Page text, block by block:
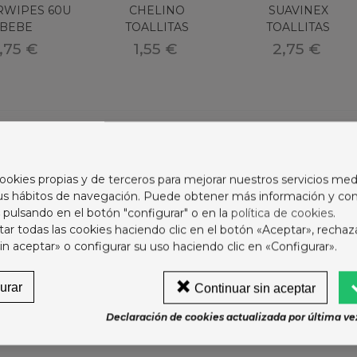
40 MG/G
MEDICINAL 1
150 ML
€
BEBE SECO T4+
15KG 62U
60U
BEBE
€
CHELINO
TOALLITAS
INFANTILES 60U
1,55 €
SUAVINEX
TOALLITAS
HUMEDAS 60U
2,75 €
CHICCO TOALLITAS
HUMEDAS 4 X 72
SEBAMED BABY
TOALL OLEOSAS 70
propias y de terceros para mejorar nuestros servicios
hábitos de navegación. Puede obtener más información y
en el botón "configurar" o en la política de cookies.
todas las cookies haciendo clic en el botón «Aceptar»,
aceptar» o configurar su uso haciendo clic en «Configurar».
Continuar sin aceptar
Declaración de cookies actualizada por última